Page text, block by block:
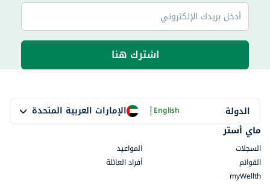
اشترك هنا
الدولة الإمارات العربية المتحدة |English
ماي أستر
السجلات
المواعيد
القوائم
أفراد العائلة
myWellth